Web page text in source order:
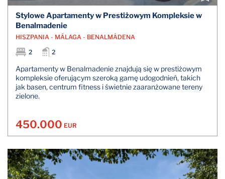
Stylowe Apartamenty w Prestiżowym Kompleksie w
Benalmadenie
HISZPANIA - MÁLAGA - BENALMÁDENA
2
2
Apartamenty w Benalmadenie znajdują się w prestiżowym
kompleksie oferującym szeroką gamę udogodnień, takich
jak basen, centrum fitness i świetnie zaaranżowane tereny
zielone.
450.000 EUR